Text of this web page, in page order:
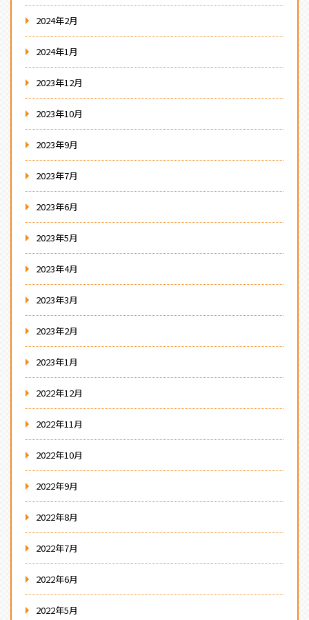
2024年2月
2024年1月
2023年12月
2023年10月
2023年9月
2023年7月
2023年6月
2023年5月
2023年4月
2023年3月
2023年2月
2023年1月
2022年12月
2022年11月
2022年10月
2022年9月
2022年8月
2022年7月
2022年6月
2022年5月